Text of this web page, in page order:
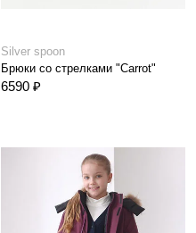
Silver spoon
Брюки со стрелками "Carrot"
6590 ₽